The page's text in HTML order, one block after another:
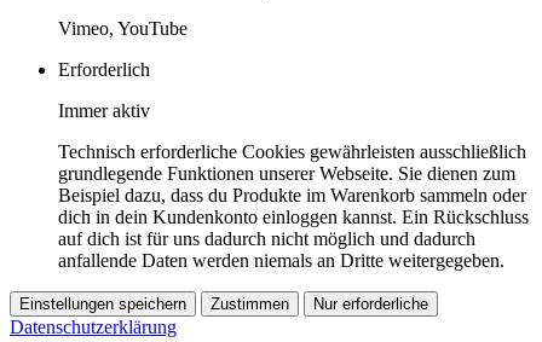
Vimeo, YouTube
Erforderlich
Immer aktiv
Technisch erforderliche Cookies gewährleisten ausschließlich
grundlegende Funktionen unserer Webseite. Sie dienen zum
Beispiel dazu, dass du Produkte im Warenkorb sammeln oder
dich in dein Kundenkonto einloggen kannst. Ein Rückschluss
auf dich ist für uns dadurch nicht möglich und dadurch
anfallende Daten werden niemals an Dritte weitergegeben.
Einstellungen speichern Zustimmen Nur erforderliche
Datenschutzerklärung